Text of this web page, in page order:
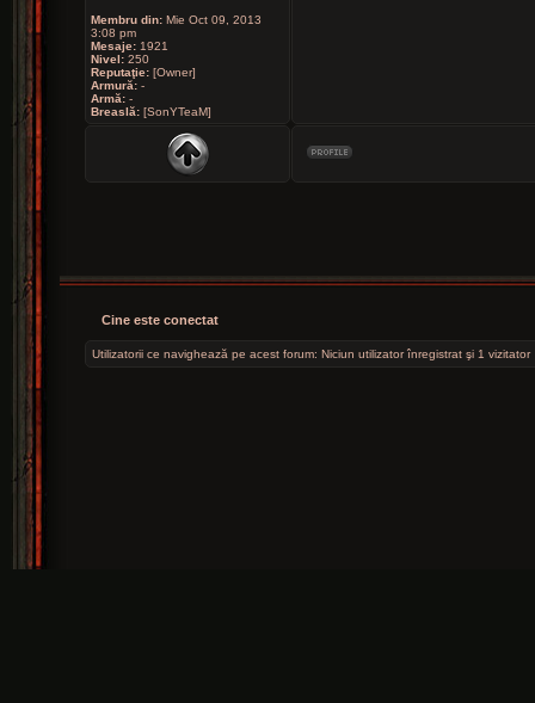
Membru din: Mie Oct 09, 2013
3:08 pm
Mesaje: 1921
Nivel: 250
Reputaţie: [Owner]
Armură: -
Armă: -
Breaslă: [SonYTeaM]
Cine este conectat
Utilizatorii ce navighează pe acest forum: Niciun utilizator înregistrat şi 1 vizitator